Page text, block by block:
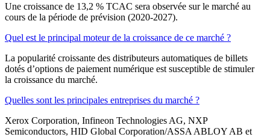
Une croissance de 13,2 % TCAC sera observée sur le marché au
cours de la période de prévision (2020-2027).
Quel est le principal moteur de la croissance de ce marché ?
La popularité croissante des distributeurs automatiques de billets
dotés d’options de paiement numérique est susceptible de stimuler
la croissance du marché.
Quelles sont les principales entreprises du marché ?
Xerox Corporation, Infineon Technologies AG, NXP
Semiconductors, HID Global Corporation/ASSA ABLOY AB et